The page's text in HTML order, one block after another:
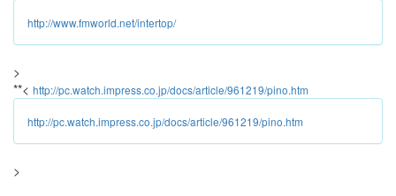
http://www.fmworld.net/intertop/
>
**< http://pc.watch.impress.co.jp/docs/article/961219/pino.htm
http://pc.watch.impress.co.jp/docs/article/961219/pino.htm
>